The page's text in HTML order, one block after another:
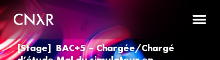
[Stage] BAC+5 – Chargée/Chargé